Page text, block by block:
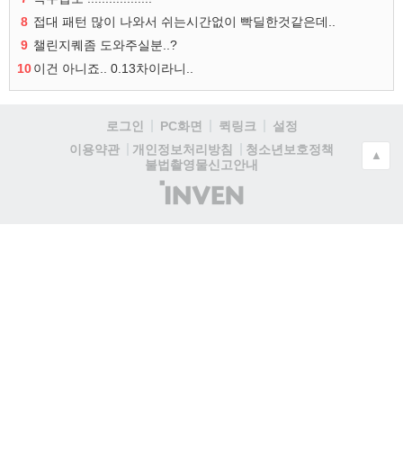
8 접대 패턴 많이 나와서 쉬는시간없이 빡딜한것같은데..
9 챌린지퀘좀 도와주실분..?
10이건 아니죠.. 0.13차이라니..
로그인 PC화면 퀵링크
설정
이용약관
개인정보처리방침
청소년보호정책
불법촬영물신고안내
(주)
인
▲